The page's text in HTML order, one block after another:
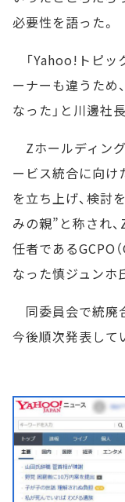
必要性を語った。
「Yahoo!トピッ
ーナーも違うため
なった」と川邊社長
Zホールディン
ービス統合に向け
を立ち上げ、検討
みの親”と称され
任者であるGCPO
なった慎ジュンホ
同委員会で統廃
今後順次発表して